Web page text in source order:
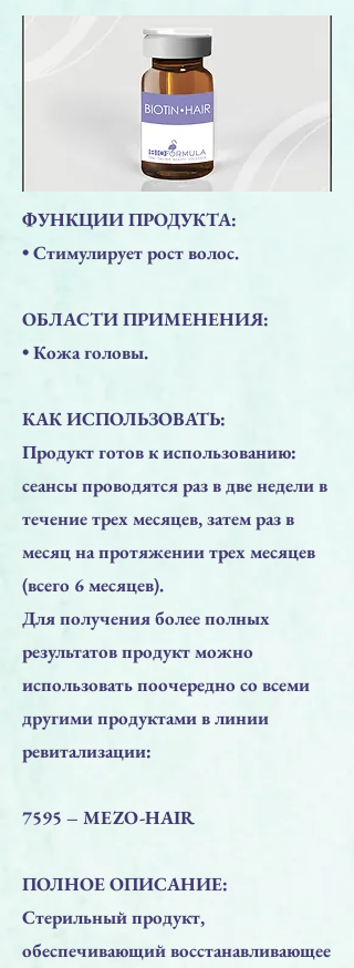
ФУНКЦИИ ПРОДУКТА:
• Стимулирует рост волос.
ОБЛАСТИ ПРИМЕНЕНИЯ:
• Кожа головы.
КАК ИСПОЛЬЗОВАТЬ:
Продукт готов к использованию:
сеансы проводятся раз в две недели в
течение трех месяцев, затем раз в
месяц на протяжении трех месяцев
(всего 6 месяцев).
Для получения более полных
результатов продукт можно
использовать поочередно со всеми
другими продуктами в линии
ревитализации:
7595 – MEZO-HAIR
ПОЛНОЕ ОПИСАНИЕ:
Стерильный продукт,
обеспечивающий восстанавливающее